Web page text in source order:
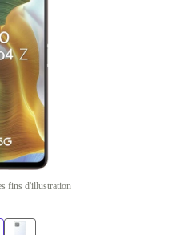
fins d'illustration